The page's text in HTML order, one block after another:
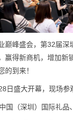
巅峰盛会，第32届深
赢得新商机，增加新
的到来！
日盛大开幕，现场参
国（深圳）国际礼